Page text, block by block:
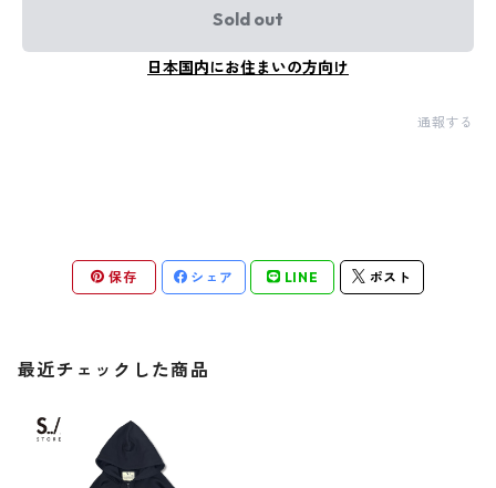
Sold out
日本国内にお住まいの方向け
通報する
保存 シェア LINE ポスト
最近チェックした商品